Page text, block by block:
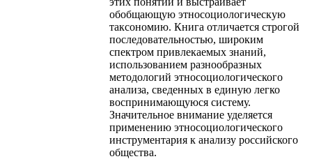
обобщающую этносоциологическую
таксономию. Книга отличается строгой
последовательностью, широким
спектром привлекаемых знаний,
использованием разнообразных
методологий этносоциологического
анализа, сведенных в единую легко
воспринимающуюся систему.
Значительное внимание уделяется
применению этносоциологического
инструментария к анализу российского
общества.